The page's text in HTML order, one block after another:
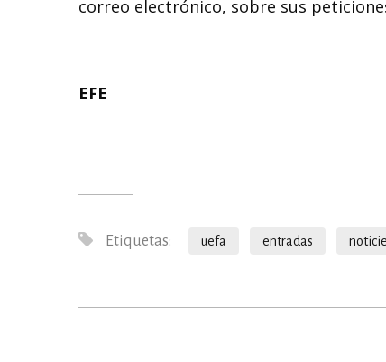
correo electrónico, sobre sus
EFE
Etiquetas: uefa entradas